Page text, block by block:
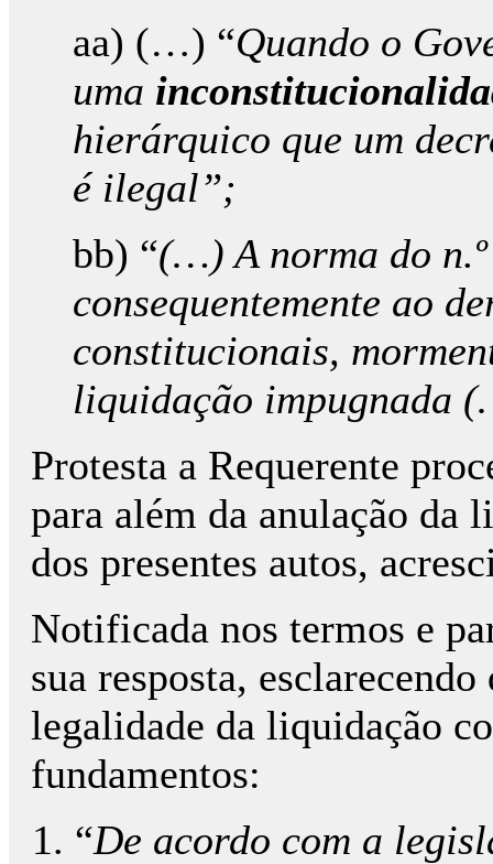
aa) (…) “Quando o
uma
hierárquico que um
é ilegal”;
bb) “(…) A norma do
consequentemente ao
constitucionais,
liquidação impugnada
Protesta a Requerente
para além da anulação da
dos presentes autos,
Notificada nos termos e
sua resposta,
legalidade da liquidação
fundamentos:
“De acordo com a